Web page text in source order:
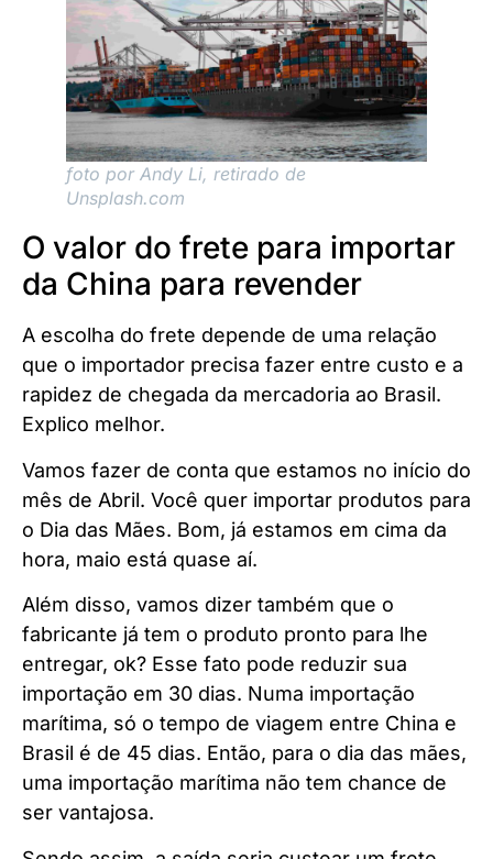
foto por Andy Li, retirado de
Unsplash.com
O valor do frete para importar
da China para revender
A escolha do frete depende de uma relação
que o importador precisa fazer entre custo e a
rapidez de chegada da mercadoria ao Brasil.
Explico melhor.
Vamos fazer de conta que estamos no início do
mês de Abril. Você quer importar produtos para
o Dia das Mães. Bom, já estamos em cima da
hora, maio está quase aí.
Além disso, vamos dizer também que o
fabricante já tem o produto pronto para lhe
entregar, ok? Esse fato pode reduzir sua
importação em 30 dias. Numa importação
marítima, só o tempo de viagem entre China e
Brasil é de 45 dias. Então, para o dia das mães,
uma importação marítima não tem chance de
ser vantajosa.